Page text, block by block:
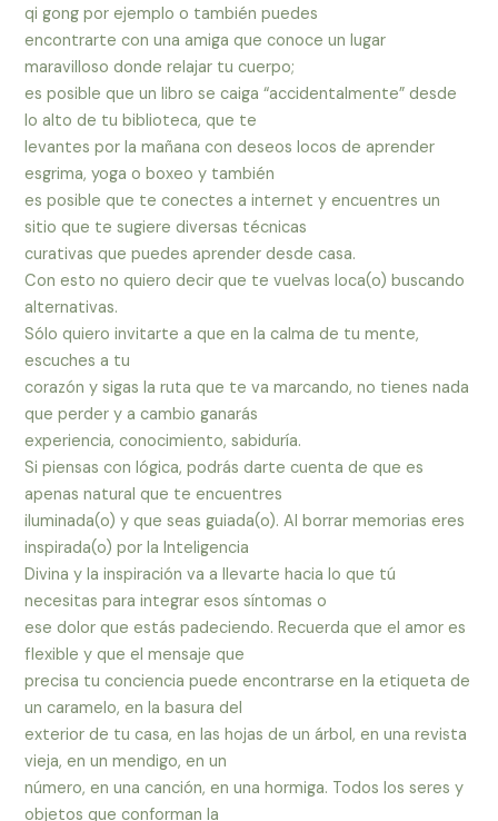
qi gong por ejemplo o también puedes
encontrarte con una amiga que conoce un lugar
maravilloso donde relajar tu cuerpo;
es posible que un libro se caiga “accidentalmente” desde
lo alto de tu biblioteca, que te
levantes por la mañana con deseos locos de aprender
esgrima, yoga o boxeo y también
es posible que te conectes a internet y encuentres un
sitio que te sugiere diversas técnicas
curativas que puedes aprender desde casa.
Con esto no quiero decir que te vuelvas loca(o) buscando
alternativas.
Sólo quiero invitarte a que en la calma de tu mente,
escuches a tu
corazón y sigas la ruta que te va marcando, no tienes nada
que perder y a cambio ganarás
experiencia, conocimiento, sabiduría.
Si piensas con lógica, podrás darte cuenta de que es
apenas natural que te encuentres
iluminada(o) y que seas guiada(o). Al borrar memorias eres
inspirada(o) por la Inteligencia
Divina y la inspiración va a llevarte hacia lo que tú
necesitas para integrar esos síntomas o
ese dolor que estás padeciendo. Recuerda que el amor es
flexible y que el mensaje que
precisa tu conciencia puede encontrarse en la etiqueta de
un caramelo, en la basura del
exterior de tu casa, en las hojas de un árbol, en una revista
vieja, en un mendigo, en un
número, en una canción, en una hormiga. Todos los seres y
objetos que conforman la